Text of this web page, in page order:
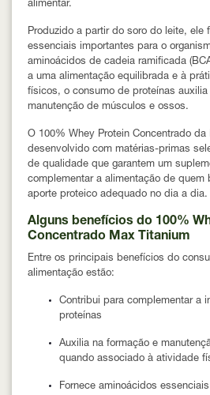
alimentar.
Produzido a partir do soro do leite, ele
essenciais importantes para o
aminoácidos de cadeia ramificada
a uma alimentação equilibrada e à
físicos, o consumo de proteínas auxilia
manutenção de músculos e ossos.
O 100% Whey Protein Concentrado da
desenvolvido com matérias-primas
de qualidade que garantem um
complementar a alimentação de quem
aporte proteico adequado no dia a dia.
Alguns benefícios do 100%
Concentrado Max Titanium
Entre os principais benefícios do
alimentação estão:
Contribui para complementar a
proteínas
Auxilia na formação e
quando associado à atividade
Fornece aminoácidos